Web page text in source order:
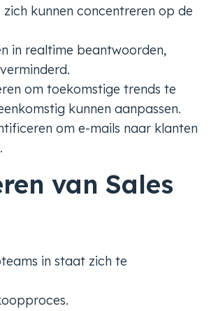
kunnen concentreren op de
in realtime beantwoorden,
om toekomstige trends te
kunnen aanpassen.
om e-mails naar klanten
van Sales
in staat zich te